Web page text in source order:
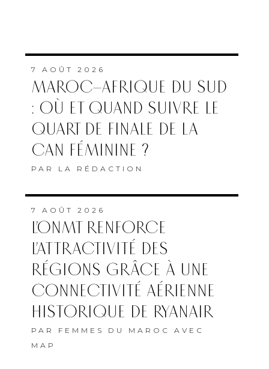
7 AOÛT 2026
MAROC–AFRIQUE DU SUD
: OÙ ET QUAND SUIVRE LE
QUART DE FINALE DE LA
CAN FÉMININE ?
PAR LA RÉDACTION
7 AOÛT 2026
L’ONMT RENFORCE
L’ATTRACTIVITÉ DES
RÉGIONS GRÂCE À UNE
CONNECTIVITÉ AÉRIENNE
HISTORIQUE DE RYANAIR
PAR FEMMES DU MAROC AVEC
MAP